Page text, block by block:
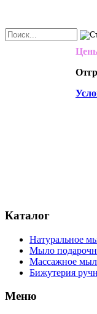
Каталог
Натуральное
Мыло
Массажное
Бижутерия
Меню